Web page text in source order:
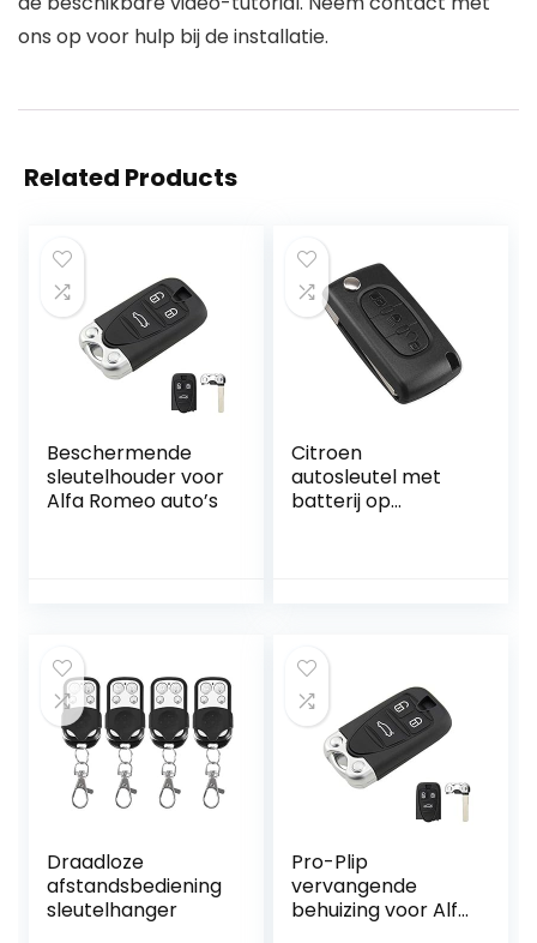
ons op voor hulp bij de installatie.
Related Products
Beschermende
sleutelhouder voor
Alfa Romeo auto’s
Citroen
autosleutel met
batterij op
Draadloze
afstandsbediening
sleutelhanger
Pro-Plip
vervangende
behuizing voor Alfa